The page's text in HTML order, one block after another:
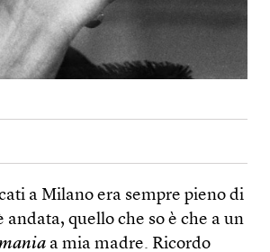
a Milano era sempre pieno di
quello che so è che a un
a mia madre. Ricordo